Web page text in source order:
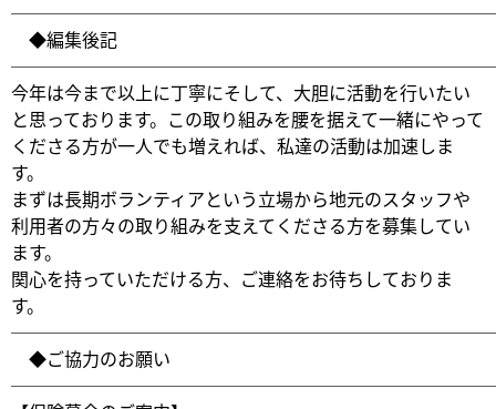
◆編集後記
今年は今まで以上に丁寧にそして、大胆に活動を行いたい
と思っております。この取り組みを腰を据えて一緒にやって
くださる方が一人でも増えれば、私達の活動は加速しま
す。
まずは長期ボランティアという立場から地元のスタッフや
利用者の方々の取り組みを支えてくださる方を募集してい
ます。
関心を持っていただける方、ご連絡をお待ちしておりま
す。
◆ご協力のお願い